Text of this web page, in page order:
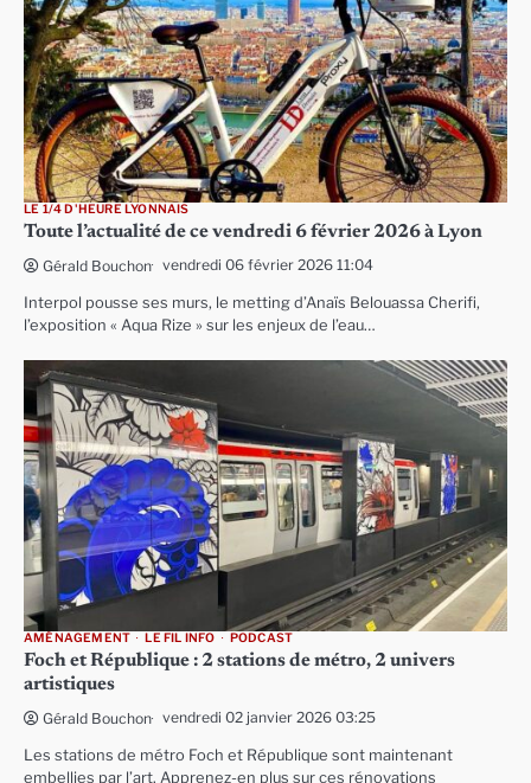
LE 1/4 D'HEURE LYONNAIS
Toute l’actualité de ce vendredi 6 février 2026 à Lyon
Gérald Bouchon vendredi 06 février 2026 11:04
Interpol pousse ses murs, le metting d’Anaïs Belouassa Cherifi,
l’exposition « Aqua Rize » sur les enjeux de l’eau…
AMÉNAGEMENT LE FIL INFO PODCAST
Foch et République : 2 stations de métro, 2 univers
artistiques
Gérald Bouchon vendredi 02 janvier 2026 03:25
Les stations de métro Foch et République sont maintenant
embellies par l’art. Apprenez-en plus sur ces rénovations